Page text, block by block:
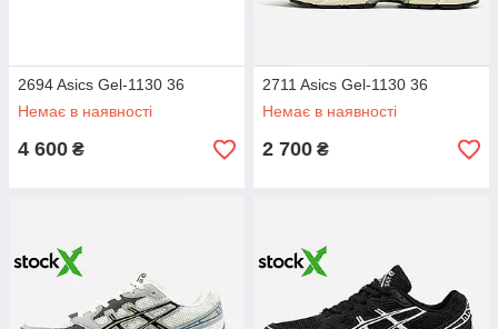
2694 Asics Gel-1130 36
Немає в наявності
4 600 ₴
2711 Asics Gel-1130 36
Немає в наявності
2 700 ₴